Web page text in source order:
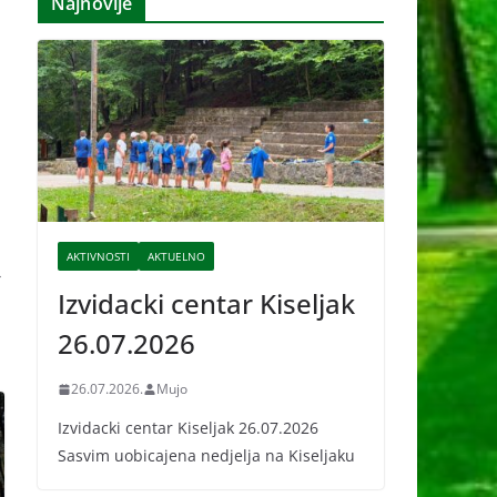
v
e
AKTIVNOSTI AKTUELNO
Izvidacki centar Kiseljak
26.07.2026
26.07.2026. Mujo
Izvidacki centar Kiseljak 26.07.2026
Sasvim uobicajena nedjelja na Kiseljaku